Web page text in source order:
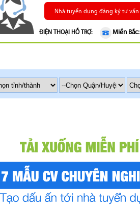
Nhà tuyển dụng đăng ký tư vấn
ĐIỆN THOẠI HỖ TRỢ: Miền Bắc: